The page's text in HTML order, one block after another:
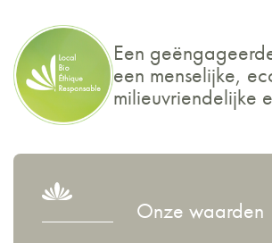
Een
een menselijke,
milieuvriendelijke
Onze waarden